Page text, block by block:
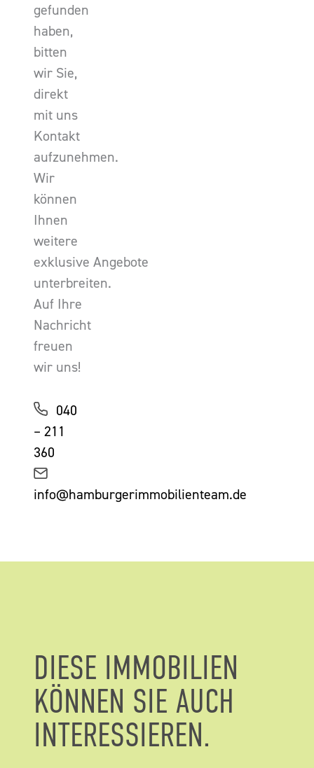
gefunden
haben,
bitten
wir Sie,
direkt
mit uns
Kontakt
aufzunehmen.
Wir
können
Ihnen
weitere
exklusive Angebote
unterbreiten.
Auf Ihre
Nachricht
freuen
wir uns!
040
– 211
360
info@hamburgerimmobilienteam.de
DIESE IMMOBILIEN
KÖNNEN SIE AUCH
INTERESSIEREN.